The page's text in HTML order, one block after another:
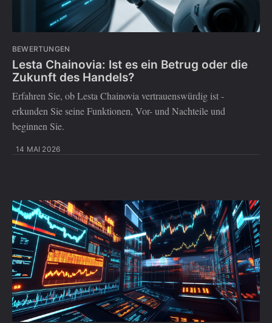
BEWERTUNGEN
Lesta Chainovia: Ist es ein Betrug oder die
Zukunft des Handels?
Erfahren Sie, ob Lesta Chainovia vertrauenswürdig ist -
erkunden Sie seine Funktionen, Vor- und Nachteile und
beginnen Sie.
14 MAI 2026